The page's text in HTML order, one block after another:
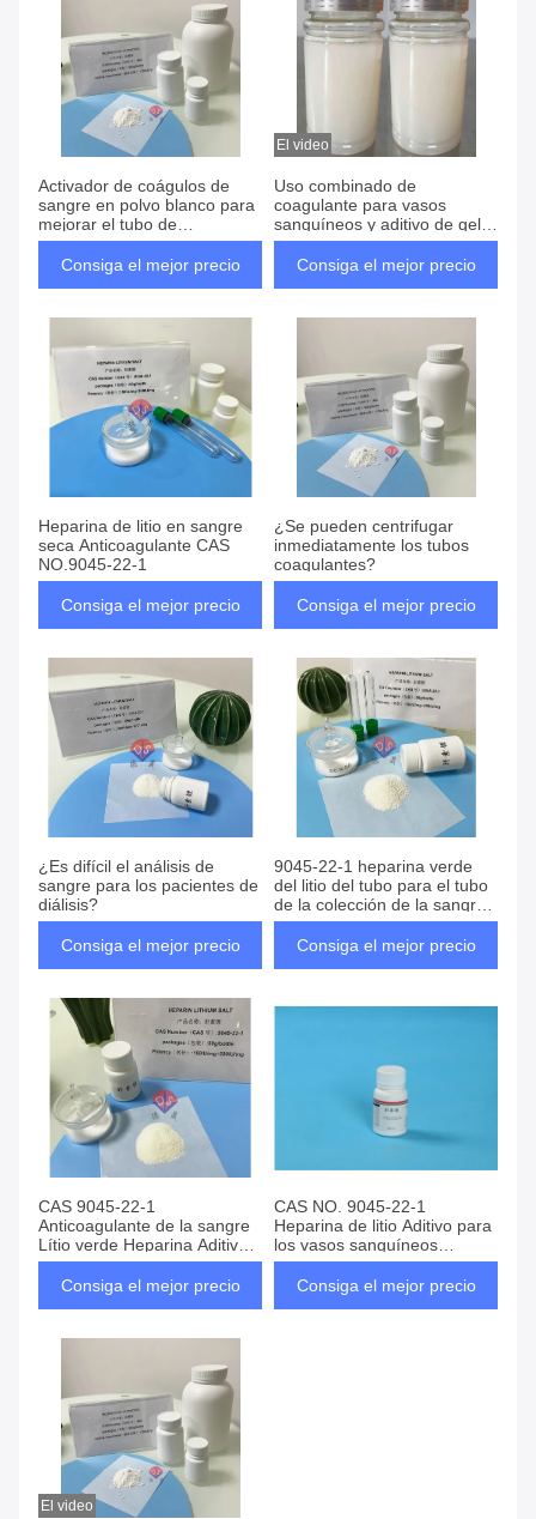
Activador de coágulos de
sangre en polvo blanco para
mejorar el tubo de
recolección de sangre
Consiga el mejor precio
El video
Uso combinado de
coagulante para vasos
sanguíneos y aditivo de gel
de separación sérica
Consiga el mejor precio
Heparina de litio en sangre
seca Anticoagulante CAS
NO.9045-22-1
Consiga el mejor precio
¿Se pueden centrifugar
inmediatamente los tubos
coagulantes?
Consiga el mejor precio
¿Es difícil el análisis de
sangre para los pacientes de
diálisis?
Consiga el mejor precio
9045-22-1 heparina verde
del litio del tubo para el tubo
de la colección de la sangre
del vacío
Consiga el mejor precio
CAS 9045-22-1
Anticoagulante de la sangre
Lítio verde Heparina Aditivos
para tubos de recolección de
sangre
Consiga el mejor precio
CAS NO. 9045-22-1
Heparina de litio Aditivo para
los vasos sanguíneos
anticoagulantes in vitro
Consiga el mejor precio
El video